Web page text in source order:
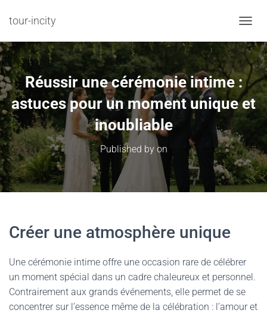
tour-incity
Réussir une cérémonie intime :
astuces pour un moment unique et
inoubliable
Published by on
Créer une atmosphère unique
Une cérémonie intime offre une occasion rare de célébrer
un moment spécial dans un cadre chaleureux et personnel.
Contrairement aux grands événements, elle permet de se
concentrer sur l’essence même de la célébration : l’amour et